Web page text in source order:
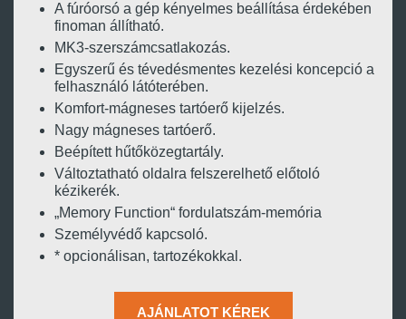
A fúróorsó a gép kényelmes beállítása érdekében
finoman állítható.
MK3-szerszámcsatlakozás.
Egyszerű és tévedésmentes kezelési koncepció a
felhasználó látóterében.
Komfort-mágneses tartóerő kijelzés.
Nagy mágneses tartóerő.
Beépített hűtőközegtartály.
Változtatható oldalra felszerelhető előtoló
kézikerék.
„Memory Function“ fordulatszám-memória
Személyvédő kapcsoló.
* opcionálisan, tartozékokkal.
AJÁNLATOT KÉREK